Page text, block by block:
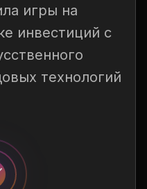
игры на
инвестиций с
технологий